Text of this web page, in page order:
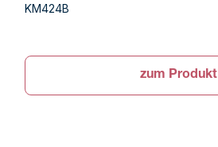
KM424B
zum Produkt